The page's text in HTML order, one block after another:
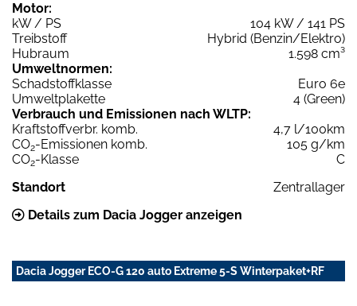
Motor:
kW / PS
104 kW / 141 PS
Treibstoff
Hybrid (Benzin/Elektro)
Hubraum
1.598 cm³
Umweltnormen:
Schadstoffklasse
Euro 6e
Umweltplakette
4 (Green)
Verbrauch und Emissionen nach WLTP:
Kraftstoffverbr. komb.
4,7 l/100km
CO2-Emissionen komb.
105 g/km
CO2-Klasse
C
Standort
Zentrallager
Details zum Dacia Jogger anzeigen
Dacia Jogger ECO-G 120 auto Extreme 5-S Winterpaket+RF